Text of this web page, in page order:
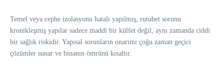
Temel veya cephe izolasyonu hatalı yapılmış, rutubet sorunu
kronikleşmiş yapılar sadece maddi bir külfet değil, aynı zamanda ciddi
bir sağlık riskidir. Yapısal sorunların onarımı çoğu zaman geçici
çözümler sunar ve binanın ömrünü kısaltır.